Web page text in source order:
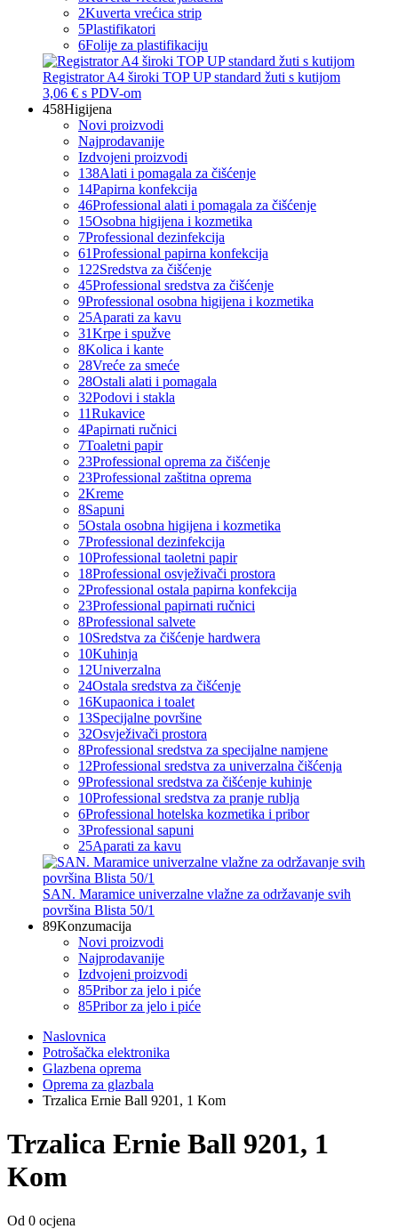
2Kuverta vrećica strip
5Plastifikatori
6Folije za plastifikaciju
Registrator A4 široki TOP UP standard žuti s kutijom
3,06 € s PDV-om
458Higijena
Novi proizvodi
Najprodavanije
Izdvojeni proizvodi
138Alati i pomagala za čišćenje
14Papirna konfekcija
46Professional alati i pomagala za čišćenje
15Osobna higijena i kozmetika
7Professional dezinfekcija
61Professional papirna konfekcija
122Sredstva za čišćenje
45Professional sredstva za čišćenje
9Professional osobna higijena i kozmetika
25Aparati za kavu
31Krpe i spužve
8Kolica i kante
28Vreće za smeće
28Ostali alati i pomagala
32Podovi i stakla
11Rukavice
4Papirnati ručnici
7Toaletni papir
23Professional oprema za čišćenje
23Professional zaštitna oprema
2Kreme
8Sapuni
5Ostala osobna higijena i kozmetika
7Professional dezinfekcija
10Professional taoletni papir
18Professional osvježivači prostora
2Professional ostala papirna konfekcija
23Professional papirnati ručnici
8Professional salvete
10Sredstva za čišćenje hardwera
10Kuhinja
12Univerzalna
24Ostala sredstva za čišćenje
16Kupaonica i toalet
13Specijalne površine
32Osvježivači prostora
8Professional sredstva za specijalne namjene
12Professional sredstva za univerzalna čišćenja
9Professional sredstva za čišćenje kuhinje
10Professional sredstva za pranje rublja
6Professional hotelska kozmetika i pribor
3Professional sapuni
25Aparati za kavu
SAN. Maramice univerzalne vlažne za održavanje svih
površina Blista 50/1
89Konzumacija
Novi proizvodi
Najprodavanije
Izdvojeni proizvodi
85Pribor za jelo i piće
85Pribor za jelo i piće
Naslovnica
Potrošačka elektronika
Glazbena oprema
Oprema za glazbala
Trzalica Ernie Ball 9201, 1 Kom
Trzalica Ernie Ball 9201, 1
Kom
Od 0 ocjena